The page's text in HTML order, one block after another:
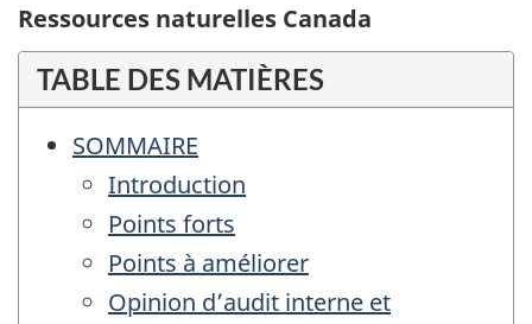
Ressources naturelles Canada
TABLE DES MATIÈRES
SOMMAIRE
Introduction
Points forts
Points à améliorer
Opinion d’audit interne et